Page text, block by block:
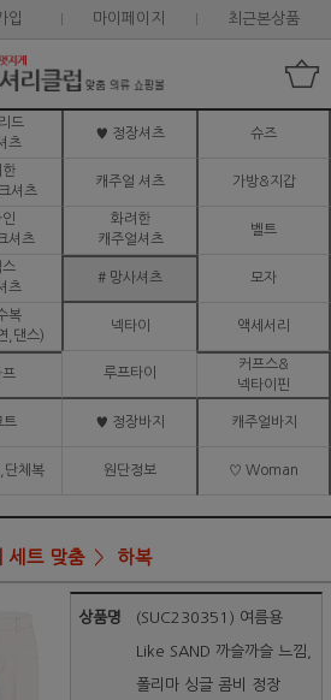
입 마이페이지 최근본상품
드
츠
♥ 정장셔츠 슈즈
셔츠
캐주얼 셔츠 가방&지갑
인
셔츠
화려한
캐주얼셔츠
벨트
스
츠
# 망사셔츠 모자
복
,댄스)
넥타이 액세서리
루프타이
커프스&
넥타이핀
트 ♥ 정장바지 캐주얼바지
체복 원단정보 ♡ Woman
세트 맞춤 하복
상품명 (SUC230351) 여름용
Like SAND 까슬까슬 느낌,
폴리마 싱글 콤비 정장